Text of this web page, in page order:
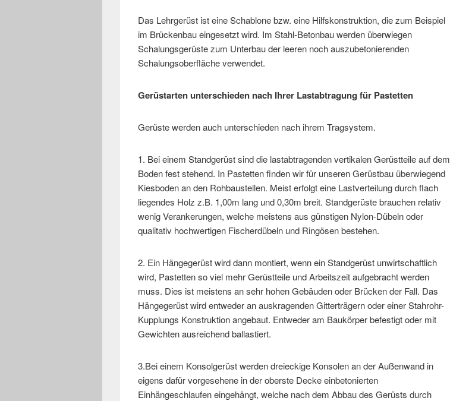
Das Lehrgerüst ist eine Schablone bzw. eine Hilfskonstruktion, die zum Beispiel
im Brückenbau eingesetzt wird. Im Stahl-Betonbau werden überwiegen
Schalungsgerüste zum Unterbau der leeren noch auszubetonierenden
Schalungsoberfläche verwendet.
Gerüstarten unterschieden nach Ihrer Lastabtragung für Pastetten
Gerüste werden auch unterschieden nach ihrem Tragsystem.
1. Bei einem Standgerüst sind die lastabtragenden vertikalen Gerüstteile auf dem
Boden fest stehend. In Pastetten finden wir für unseren Gerüstbau überwiegend
Kiesboden an den Rohbaustellen. Meist erfolgt eine Lastverteilung durch flach
liegendes Holz z.B. 1,00m lang und 0,30m breit. Standgerüste brauchen relativ
wenig Verankerungen, welche meistens aus günstigen Nylon-Dübeln oder
qualitativ hochwertigen Fischerdübeln und Ringösen bestehen.
2. Ein Hängegerüst wird dann montiert, wenn ein Standgerüst unwirtschaftlich
wird, Pastetten so viel mehr Gerüstteile und Arbeitszeit aufgebracht werden
muss. Dies ist meistens an sehr hohen Gebäuden oder Brücken der Fall. Das
Hängegerüst wird entweder an auskragenden Gitterträgern oder einer Stahrohr-
Kupplungs Konstruktion angebaut. Entweder am Baukörper befestigt oder mit
Gewichten ausreichend ballastiert.
3.Bei einem Konsolgerüst werden dreieckige Konsolen an der Außenwand in
eigens dafür vorgesehene in der oberste Decke einbetonierten
Einhängeschlaufen eingehängt, welche nach dem Abbau des Gerüsts durch